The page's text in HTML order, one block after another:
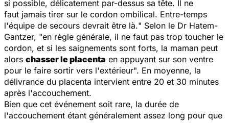
si possible, délicatement par-dessus sa tête. Il ne
faut jamais tirer sur le cordon ombilical. Entre-temps
l'équipe de secours devrait être là." Selon le Dr Hatem-
Gantzer, "en règle générale, il ne faut pas trop toucher le
cordon, et si les saignements sont forts, la maman peut
alors chasser le placenta en appuyant sur son ventre
pour le faire sortir vers l'extérieur". En moyenne, la
délivrance du placenta intervient entre 20 et 30 minutes
après l'accouchement.
Bien que cet événement soit rare, la durée de
l'accouchement étant généralement assez long pour que